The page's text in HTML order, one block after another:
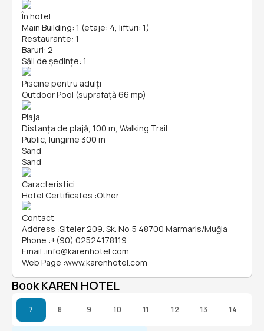
În hotel
Main Building: 1 (etaje: 4, lifturi: 1)
Restaurante: 1
Baruri: 2
Săli de ședințe: 1
Piscine pentru adulți
Outdoor Pool (suprafață 66 mp)
Plaja
Distanța de plajă, 100 m, Walking Trail
Public, lungime 300 m
Sand
Sand
Caracteristici
Hotel Certificates :Other
Contact
Address :Siteler 209. Sk. No:5 48700 Marmaris/Muğla
Phone :+(90) 02524178119
Email :info@karenhotel.com
Web Page :www.karenhotel.com
Book KAREN HOTEL
7 8 9 10 11 12 13 14